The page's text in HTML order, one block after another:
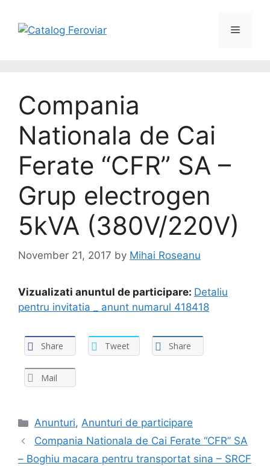
content
Menu
Compania
Nationala de Cai
Ferate “CFR” SA –
Grup electrogen
5kVA (380V/220V)
November 21, 2017 by Mihai Roseanu
Vizualizati anuntul de participare: Detaliu
pentru invitatia _ anunt numarul 418418
Share Tweet Share
Mail
Categories
Anunturi,Anunturi de participare
Compania Nationala de Cai Ferate “CFR” SA
– Boghiu macara pentru transportat sina – SRCF